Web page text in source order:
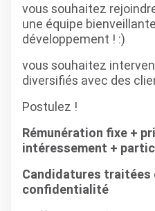
vous souhaitez
une équipe
développement ! :)
vous souhaitez
diversifiés avec des
Postulez !
Rémunération fixe +
intéressement +
Candidatures traitées
confidentialité